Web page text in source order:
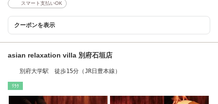
スマート支払いOK
クーポンを表示
asian relaxation villa 別府石垣店
別府大学駅 徒歩15分（JR日豊本線）
ﾘﾗｸ